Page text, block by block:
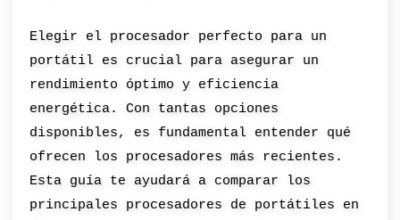
Elegir el procesador perfecto para un
portátil es crucial para asegurar un
rendimiento óptimo y eficiencia
energética. Con tantas opciones
disponibles, es fundamental entender qué
ofrecen los procesadores más recientes.
Esta guía te ayudará a comparar los
principales procesadores de portátiles en